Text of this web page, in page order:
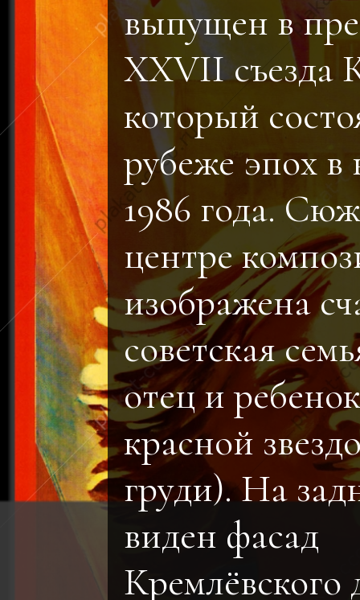
выпущен в
XXVII
который
рубеже эпох в
1986 года.
центре
изображена
советская
отец и
красной
груди). На
виден фасад
Кремлёвского